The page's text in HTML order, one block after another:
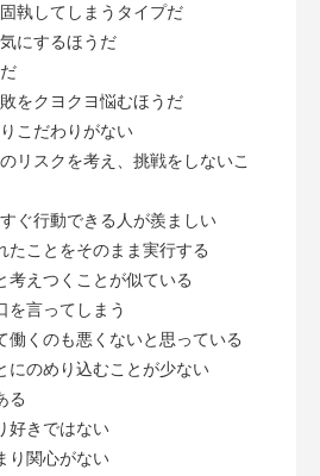
執してしまうタイプだ
にするほうだ
をクヨクヨ悩むほうだ
こだわりがない
リスクを考え、挑戦をしないこ
ぐ行動できる人が羨ましい
たことをそのまま実行する
考えつくことが似ている
を言ってしまう
働くのも悪くないと思っている
にのめり込むことが少ない
る
好きではない
り関心がない